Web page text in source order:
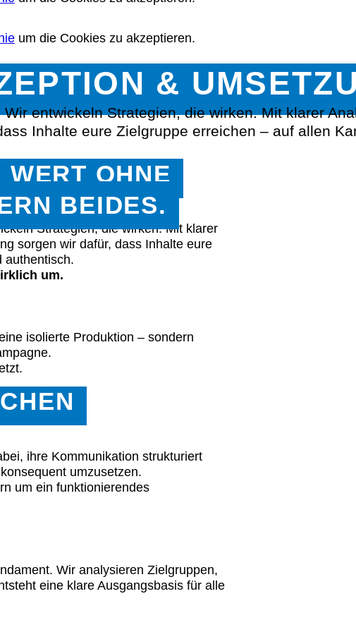
um die Cookies zu akzeptieren.
um die Cookies zu akzeptieren.
um die Cookies zu akzeptieren.
um die Cookies zu akzeptieren.
um die Cookies zu akzeptieren.
um die Cookies zu akzeptieren.
um die Cookies zu akzeptieren.
um die Cookies zu akzeptieren.
um die Cookies zu akzeptieren.
&
entwickeln Strategien, die wirken. Mit klarer
Inhalte eure Zielgruppe erreichen – auf allen
OHNE
BEIDES.
Strategien, die wirken. Mit klarer
sorgen wir dafür, dass Inhalte eure
authentisch.
um.
isolierte Produktion – sondern
ihre Kommunikation strukturiert
umzusetzen.
um ein funktionierendes
Wir analysieren Zielgruppen,
eine klare Ausgangsbasis für alle